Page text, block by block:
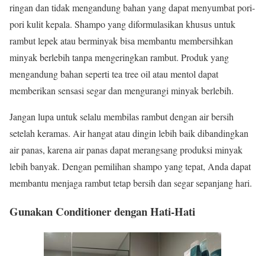
ringan dan tidak mengandung bahan yang dapat menyumbat pori-
pori kulit kepala. Shampo yang diformulasikan khusus untuk
rambut lepek atau berminyak bisa membantu membersihkan
minyak berlebih tanpa mengeringkan rambut. Produk yang
mengandung bahan seperti tea tree oil atau mentol dapat
memberikan sensasi segar dan mengurangi minyak berlebih.
Jangan lupa untuk selalu membilas rambut dengan air bersih
setelah keramas. Air hangat atau dingin lebih baik dibandingkan
air panas, karena air panas dapat merangsang produksi minyak
lebih banyak. Dengan pemilihan shampo yang tepat, Anda dapat
membantu menjaga rambut tetap bersih dan segar sepanjang hari.
Gunakan Conditioner dengan Hati-Hati